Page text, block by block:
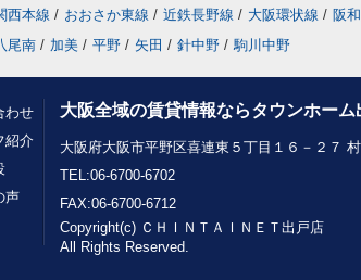
西本線 / おおさか東線 / 近鉄長野線 / 大阪環状線 / 阪
尾南 / 加美 / 平野 / 矢田 / 針中野 / 駒川中野
わせ
紹介
声
大阪全域の賃貸情報ならタウンホーム
大阪府大阪市平野区喜連東５丁目１６－２７
TEL:06-6700-6702
FAX:06-6700-6712
Copyright(c) ＣＨＩＮＴＡＩＮＥＴ出戸店
All Rights Reserved.